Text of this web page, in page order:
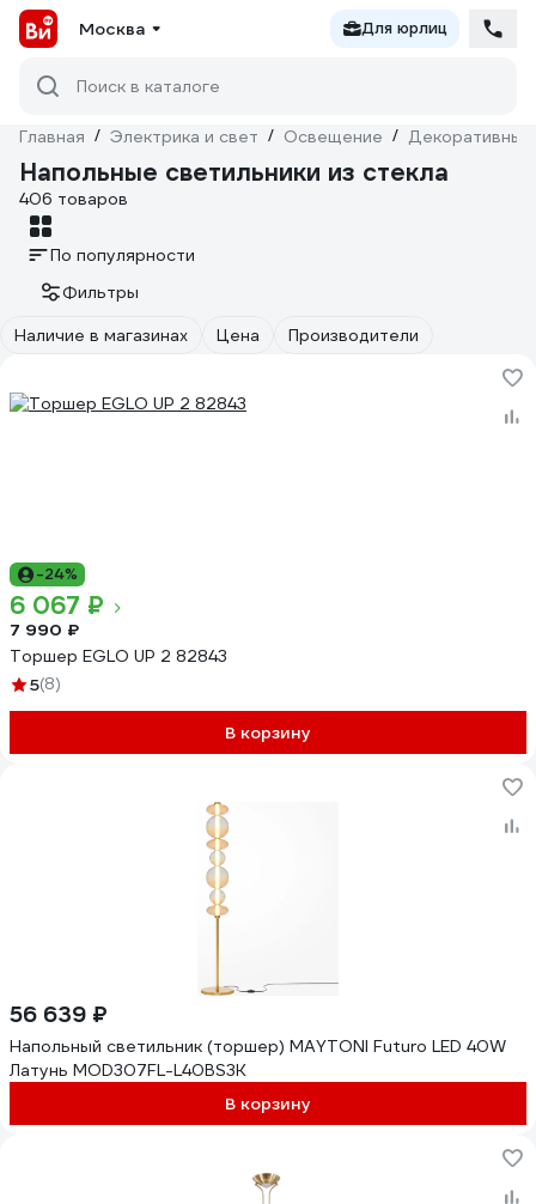
Москва Для юрлиц
Поиск в каталоге
Главная / Электрика и свет / Освещение / Декоративный
Напольные светильники из стекла
406 товаров
По популярности
Фильтры
Наличие в магазинах
Цена Производители
-24%
6 067 ₽
7 990 ₽
Торшер EGLO UP 2 82843
5(8)
В корзину
56 639 ₽
Напольный светильник (торшер) MAYTONI Futuro LED 40W
Латунь MOD307FL-L40BS3K
В корзину